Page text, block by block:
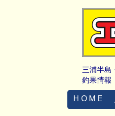
三浦半島
釣果情報
H O M E